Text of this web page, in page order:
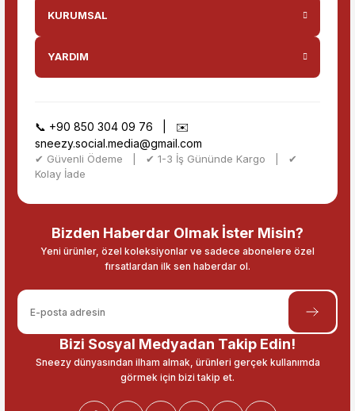
KURUMSAL
YARDIM
📞 +90 850 304 09 76 | ✉️
sneezy.social.media@gmail.com
✔ Güvenli Ödeme | ✔ 1-3 İş Gününde Kargo | ✔
Kolay İade
Bizden Haberdar Olmak İster Misin?
Yeni ürünler, özel koleksiyonlar ve sadece abonelere özel
fırsatlardan ilk sen haberdar ol.
Bizi Sosyal Medyadan Takip Edin!
Sneezy dünyasından ilham almak, ürünleri gerçek kullanımda
görmek için bizi takip et.